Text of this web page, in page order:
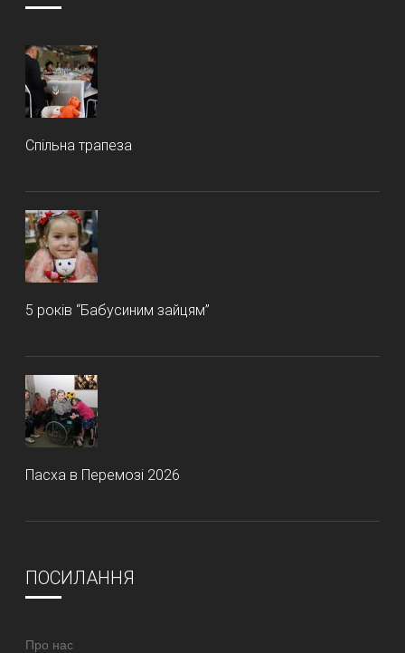
Спільна трапеза
5 років “Бабусиним зайцям”
Пасха в Перемозі 2026
ПОСИЛАННЯ
Про нас